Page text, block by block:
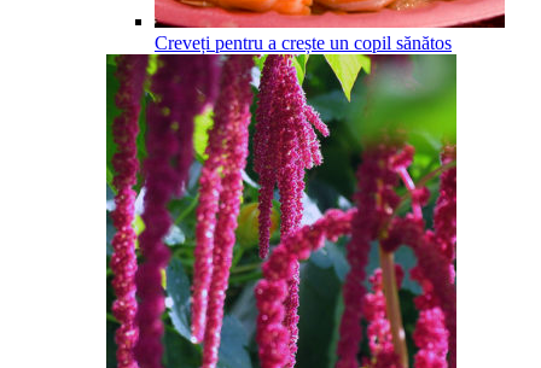
Creveți pentru a crește un copil sănătos